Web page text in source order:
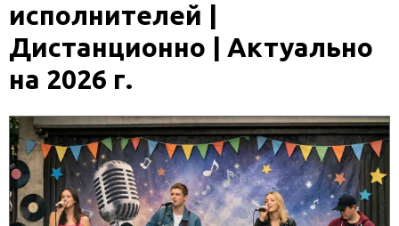
исполнителей |
Дистанционно | Актуально
на 2026 г.